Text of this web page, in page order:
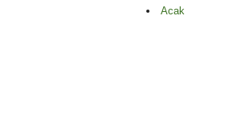
Acak